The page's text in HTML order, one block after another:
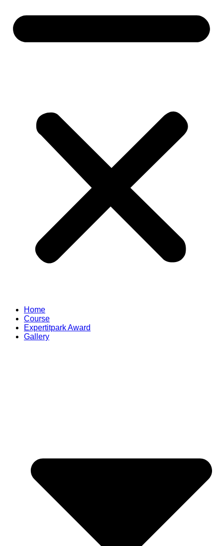
Home
Course
Expertitpark Award
Gallery